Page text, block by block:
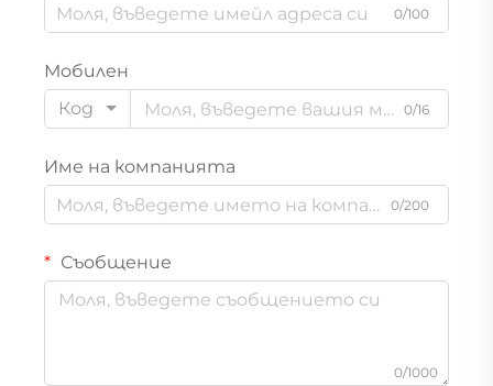
0/100
Мобилен
Код
0/16
Име на компанията
0/200
Съобщение
0/1000